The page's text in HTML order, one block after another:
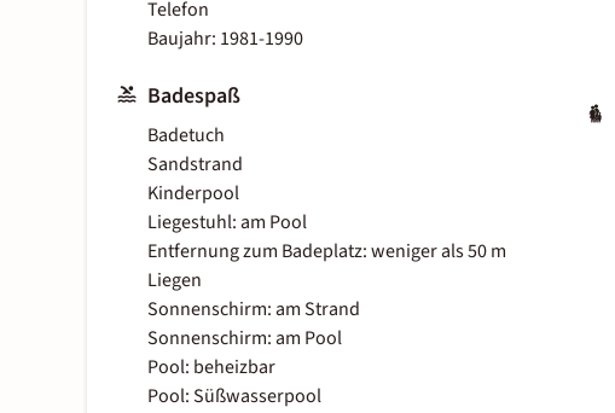
Telefon
Baujahr: 1981-1990
Badespaß
Badetuch
Sandstrand
Kinderpool
Liegestuhl: am Pool
Entfernung zum Badeplatz: weniger als 50 m
Liegen
Sonnenschirm: am Strand
Sonnenschirm: am Pool
Pool: beheizbar
Pool: Süßwasserpool